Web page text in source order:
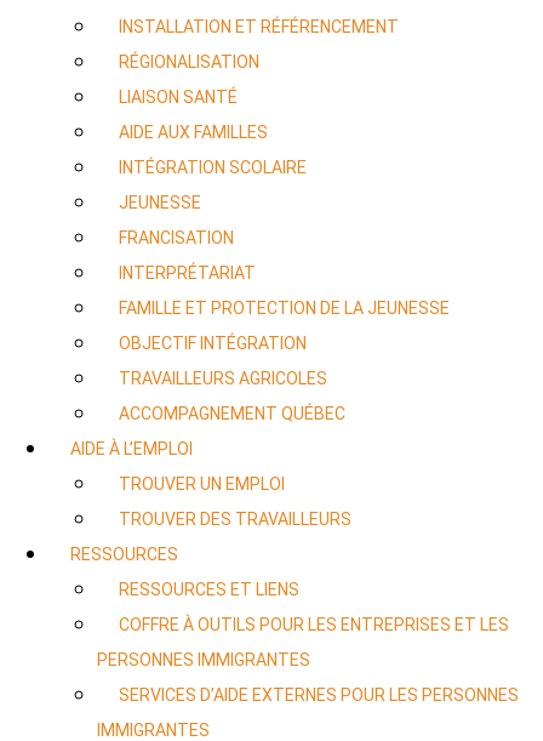
INSTALLATION ET RÉFÉRENCEMENT
RÉGIONALISATION
LIAISON SANTÉ
AIDE AUX FAMILLES
INTÉGRATION SCOLAIRE
JEUNESSE
FRANCISATION
INTERPRÉTARIAT
FAMILLE ET PROTECTION DE LA JEUNESSE
OBJECTIF INTÉGRATION
TRAVAILLEURS AGRICOLES
ACCOMPAGNEMENT QUÉBEC
AIDE À L’EMPLOI
TROUVER UN EMPLOI
TROUVER DES TRAVAILLEURS
RESSOURCES
RESSOURCES ET LIENS
COFFRE À OUTILS POUR LES ENTREPRISES ET LES
PERSONNES IMMIGRANTES
SERVICES D’AIDE EXTERNES POUR LES PERSONNES
IMMIGRANTES